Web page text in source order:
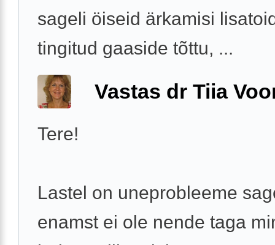
sageli öiseid ärkamisi
tingitud gaaside tõttu, ...
Vastas dr Tiia
Tere!
Lastel on uneprobleeme
enamst ei ole nende taga